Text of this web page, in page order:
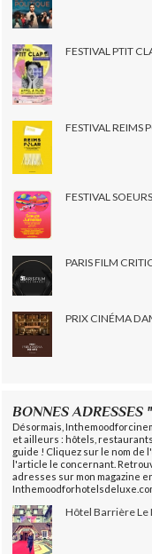
FESTIVAL PTIT
FESTIVAL REIMS
FESTIVAL
PARIS FILM
PRIX CINÉMA
BONNES
Désormais,
et ailleurs : hôtels,
guide ! Cliquez sur le nom de
l'article le concernant.
adresses sur mon magazine
Hôtel Barrière Le